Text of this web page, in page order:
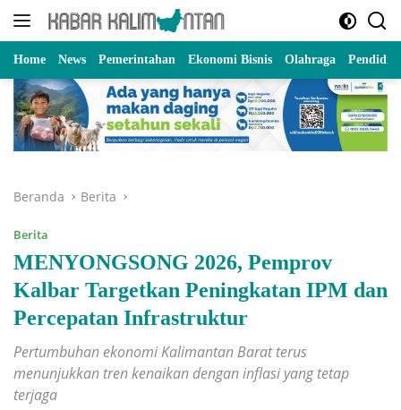
Langsung
Home News Pemerintahan Ekonomi Bisnis Olahraga
Beranda Berita
Berita
MENYONGSONG 2026, Pemprov
Kalbar Targetkan Peningkatan IPM dan
Percepatan Infrastruktur
Pertumbuhan ekonomi Kalimantan Barat terus
menunjukkan tren kenaikan dengan inflasi yang tetap
terjaga